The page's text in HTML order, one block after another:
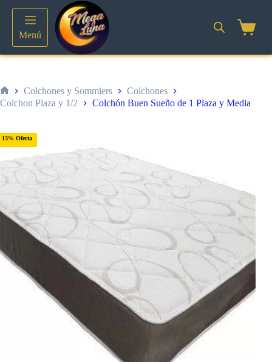
contenido
Menú
Inicio
Colchones y Sommiers
Colchones
Colchon Plaza y 1/2
Colchón Buen Sueño de 1 Plaza y Media
13% Oferta